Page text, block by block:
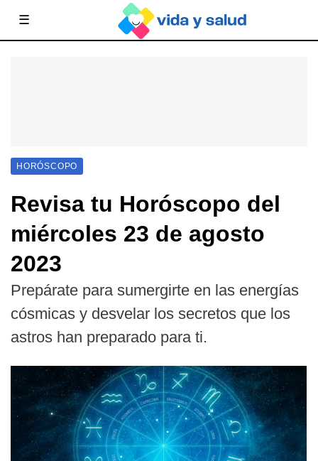
☰
HORÓSCOPO
Revisa tu Horóscopo del
miércoles 23 de agosto
2023
Prepárate para sumergirte en las energías
cósmicas y desvelar los secretos que los
astros han preparado para ti.